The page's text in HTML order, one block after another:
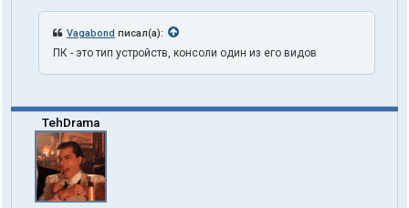
r
t
h
e
Vagabond писал(а):
ПК - это тип устройств, консоли один из его видов
TehDrama